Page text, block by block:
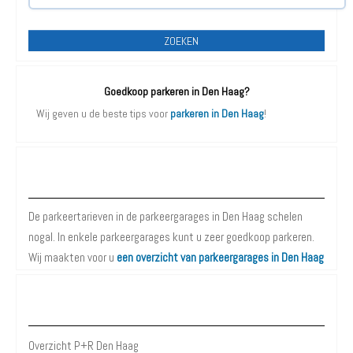
ZOEKEN
Goedkoop parkeren in Den Haag?
Wij geven u de beste tips voor parkeren in Den Haag!
De parkeertarieven in de parkeergarages in Den Haag schelen
nogal. In enkele parkeergarages kunt u zeer goedkoop parkeren.
Wij maakten voor u een overzicht van parkeergarages in Den Haag
Overzicht P+R Den Haag